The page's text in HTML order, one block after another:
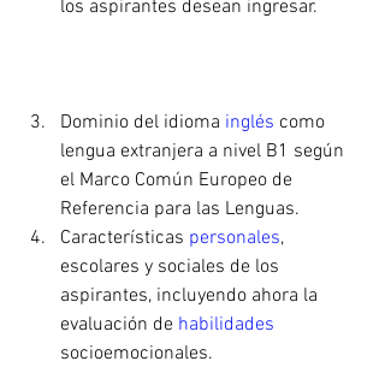
los aspirantes desean ingresar.
Dominio del idioma inglés como
lengua extranjera a nivel B1 según
el Marco Común Europeo de
Referencia para las Lenguas.
Características personales,
escolares y sociales de los
aspirantes, incluyendo ahora la
evaluación de habilidades
socioemocionales.